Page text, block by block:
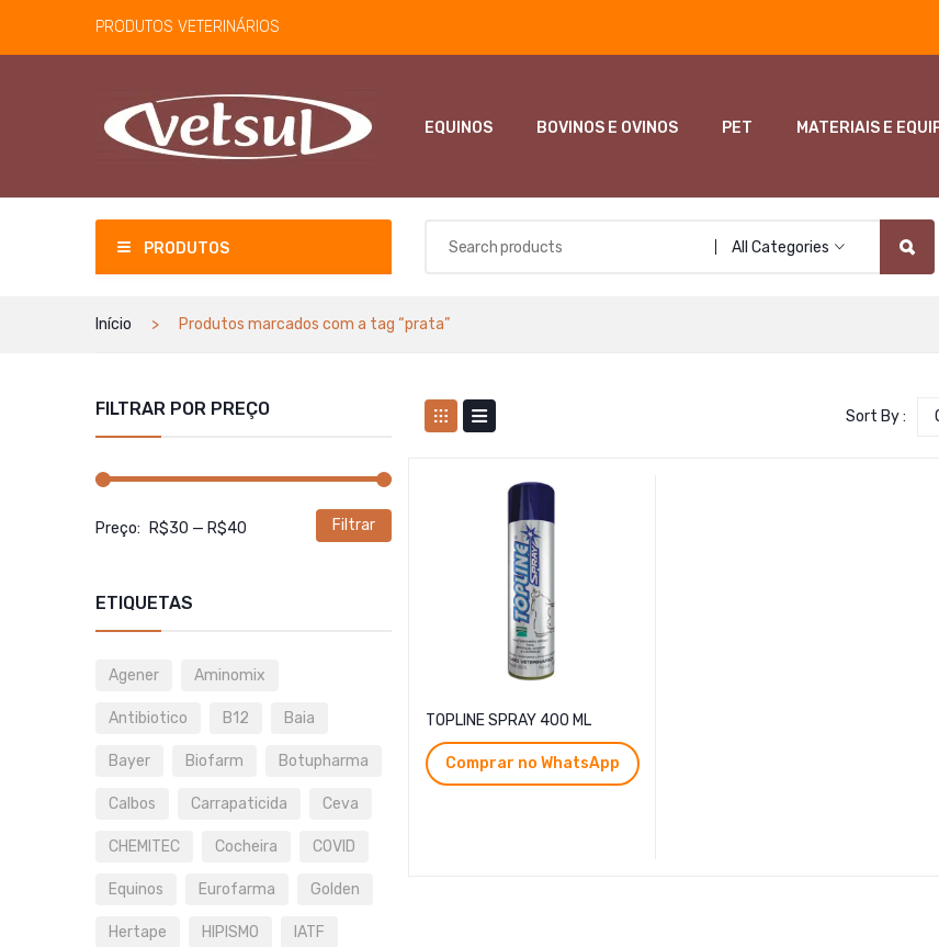
PRODUTOS VETERINÁRIOS
EQUINOS BOVINOS E OVINOS PET MATERIAIS E
PRODUTOS All Categories
Início Produtos marcados com a tag “prata”
FILTRAR POR PREÇO
Filtrar
Preço: R$30 — R$40
ETIQUETAS
Agener Aminomix
Antibiotico B12 Baia
Bayer Biofarm Botupharma
Calbos Carrapaticida Ceva
CHEMITEC Cocheira COVID
Equinos Eurofarma Golden
Hertape HIPISMO IATF
Sort By :
TOPLINE SPRAY 400 ML
Comprar no WhatsApp